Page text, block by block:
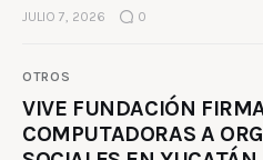
JULIO 7, 2026 0
OTROS
VIVE FUNDACIÓN
COMPUTADORAS A